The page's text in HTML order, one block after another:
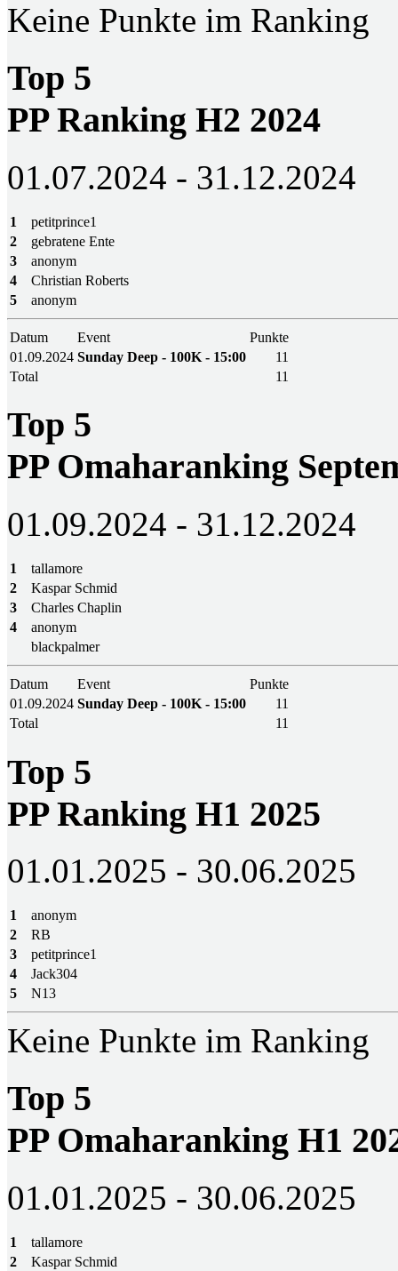
Keine Punkte im Ranking
Top 5
PP Ranking H2 2024
01.07.2024 - 31.12.2024
1
petitprince1
2
gebratene Ente
3
anonym
4
Christian Roberts
5
anonym
Datum Event
Punkte
01.09.2024 Sunday Deep - 100K - 15:00
11
Total
11
Top 5
PP Omaharanking
01.09.2024 - 31.12.2024
1
tallamore
2
Kaspar Schmid
3
Charles Chaplin
4
anonym
blackpalmer
Datum Event
Punkte
01.09.2024 Sunday Deep - 100K - 15:00
11
Total
11
Top 5
PP Ranking H1 2025
01.01.2025 - 30.06.2025
1
anonym
2
RB
3
petitprince1
4
Jack304
5
N13
Keine Punkte im Ranking
Top 5
PP Omaharanking H1
01.01.2025 - 30.06.2025
1
tallamore
2
Kaspar Schmid